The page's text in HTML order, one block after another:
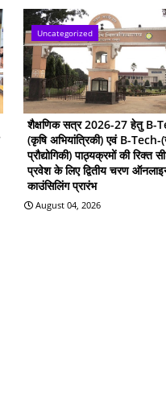
Uncategorized
शैक्षणिक सत्र 2026-27 हेतु B-
(कृषि अभियांत्रिकी) एवं B-Tech-
प्रौद्योगिकी) पाठ्यक्रमों की रिक्त
प्रवेश के लिए द्वितीय चरण
काउंसिलिंग प्रारंभ
August 04, 2026